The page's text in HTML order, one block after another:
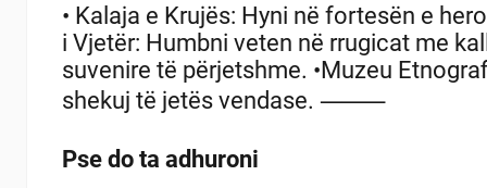
• Kalaja e Krujës: Hyni në fortesën e
i Vjetër: Humbni veten në rrugicat me
suvenire të përjetshme. •Muzeu
shekuj të jetës vendase. ⸻
Pse do ta adhuroni